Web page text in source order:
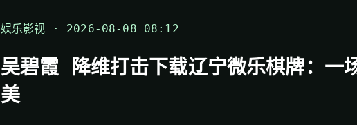
娱乐影视 · 2026-08-08 08:12
吴碧霞 降维打击下载辽宁微乐棋牌：一
美